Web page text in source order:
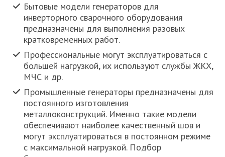
Бытовые модели генераторов для
инверторного сварочного оборудования
предназначены для выполнения разовых
кратковременных работ.
Профессиональные могут эксплуатироваться с
большей нагрузкой, их используют службы ЖКХ,
МЧС и др.
Промышленные генераторы предназначены для
постоянного изготовления
металлоконструкций. Именно такие модели
обеспечивают наиболее качественный шов и
могут эксплуатироваться в постоянном режиме
с максимальной нагрузкой. Подбор